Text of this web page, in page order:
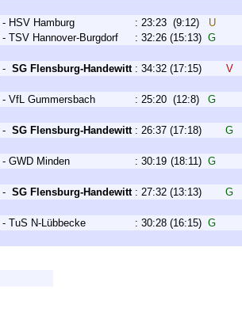
- HSV Hamburg : 23:23 (9:12)
U
- TSV Hannover-Burgdorf : 32:26 (15:13) G
- SG Flensburg-Handewitt : 34:32 (17:15) V
- VfL Gummersbach : 25:20 (12:8) G
- SG Flensburg-Handewitt : 26:37 (17:18) G
- GWD Minden : 30:19 (18:11) G
- SG Flensburg-Handewitt : 27:32 (13:13) G
- TuS N-Lübbecke : 30:28 (16:15) G